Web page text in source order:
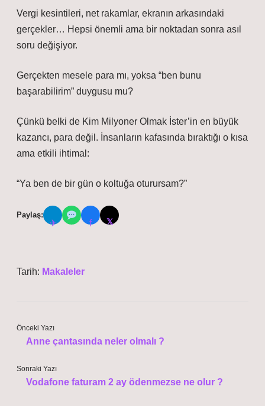
Vergi kesintileri, net rakamlar, ekranın arkasındaki
gerçekler… Hepsi önemli ama bir noktadan sonra asıl
soru değişiyor.
Gerçekten mesele para mı, yoksa “ben bunu
başarabilirim” duygusu mu?
Çünkü belki de Kim Milyoner Olmak İster’in en büyük
kazancı, para değil. İnsanların kafasında bıraktığı o kısa
ama etkili ihtimal:
“Ya ben de bir gün o koltuğa oturursam?”
Paylaş:
✈ f 𝕏
Tarih: Makaleler
Önceki Yazı
Anne çantasında neler olmalı ?
Sonraki Yazı
Vodafone faturam 2 ay ödenmezse ne olur ?